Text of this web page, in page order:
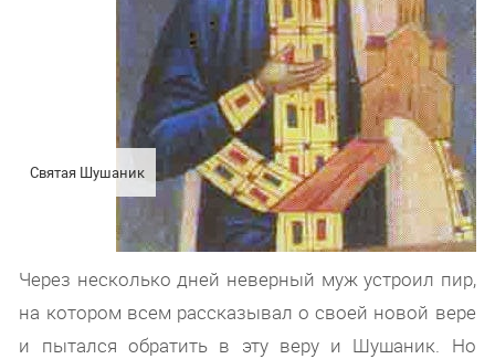
Святая Шушаник
Через несколько дней неверный муж устроил пир,
на котором всем рассказывал о своей новой вере
и пытался обратить в эту веру и Шушаник. Но